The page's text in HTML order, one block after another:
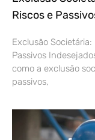
Riscos e
Exclusão
Passivos
como a exclusão
passivos,